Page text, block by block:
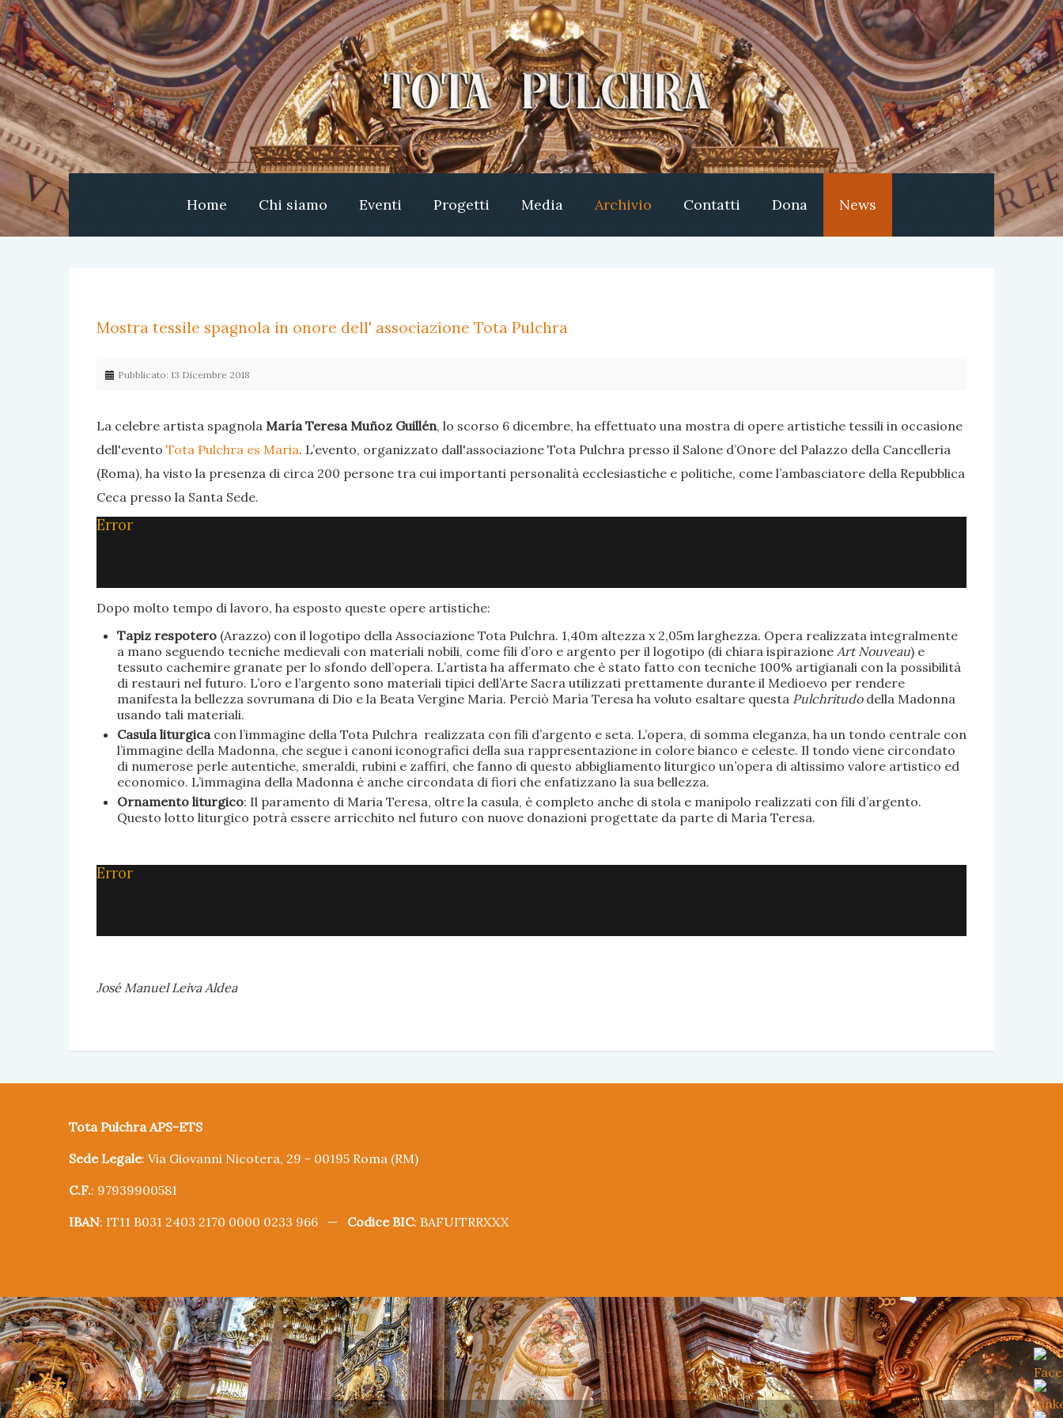
Home Chi siamo Eventi Progetti Media Archivio Contatti Dona News
Mostra tessile spagnola in onore dell' associazione Tota Pulchra
Pubblicato: 13 Dicembre 2018
La celebre artista spagnola María Teresa Muñoz Guillén, lo scorso 6 dicembre, ha effettuato una mostra di opere artistiche tessili in occasione
dell'evento Tota Pulchra es Maria. L’evento, organizzato dall'associazione Tota Pulchra presso il Salone d’Onore del Palazzo della Cancelleria
(Roma), ha visto la presenza di circa 200 persone tra cui importanti personalità ecclesiastiche e politiche, come l’ambasciatore della Repubblica
Ceca presso la Santa Sede.
Error
Dopo molto tempo di lavoro, ha esposto queste opere artistiche:
Tapiz respotero(Arazzo) con il logotipo della Associazione Tota Pulchra. 1,40m altezza x 2,05m larghezza. Opera realizzata integralmente
a mano seguendo tecniche medievali con materiali nobili, come fili d’oro e argento per il logotipo (di chiara ispirazione Art Nouveau) e
tessuto cachemire granate per lo sfondo dell’opera. L’artista ha affermato che è stato fatto con tecniche 100% artigianali con la possibilità
di restauri nel futuro. L’oro e l’argento sono materiali tipici dell’Arte Sacra utilizzati prettamente durante il Medioevo per rendere
manifesta la bellezza sovrumana di Dio e la Beata Vergine Maria. Perciò María Teresa ha voluto esaltare questa Pulchritudo della Madonna
usando tali materiali.
Casula liturgica con l’immagine della Tota Pulchra realizzata con fili d’argento e seta. L’opera, di somma eleganza, ha un tondo centrale con
l’immagine della Madonna, che segue i canoni iconografici della sua rappresentazione in colore bianco e celeste. Il tondo viene circondato
di numerose perle autentiche, smeraldi, rubini e zaffiri, che fanno di questo abbigliamento liturgico un’opera di altissimo valore artistico ed
economico. L’immagina della Madonna è anche circondata di fiori che enfatizzano la sua bellezza.
Ornamento liturgico: Il paramento di Maria Teresa, oltre la casula, è completo anche di stola e manipolo realizzati con fili d’argento.
Questo lotto liturgico potrà essere arricchito nel futuro con nuove donazioni progettate da parte di María Teresa.
Error
José Manuel Leiva Aldea
Tota Pulchra APS-ETS
Sede Legale: Via Giovanni Nicotera, 29 - 00195 Roma (RM)
C.F.: 97939900581
IBAN: IT11 B031 2403 2170 0000 0233 966 — Codice BIC: BAFUITRRXXX